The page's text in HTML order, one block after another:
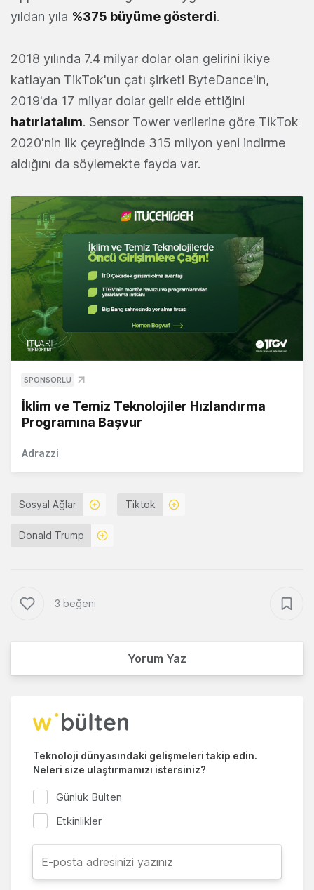
yıldan yıla %375 büyüme gösterdi.
2018 yılında 7.4 milyar dolar olan gelirini ikiye
katlayan TikTok'un çatı şirketi ByteDance'in,
2019'da 17 milyar dolar gelir elde ettiğini
hatırlatalım. Sensor Tower verilerine göre TikTok
2020'nin ilk çeyreğinde 315 milyon yeni indirme
aldığını da söylemekte fayda var.
SPONSORLU
İklim ve Temiz Teknolojiler Hızlandırma
Programına Başvur
Adrazzi
Sosyal Ağlar Tiktok
Donald Trump
3 beğeni
Yorum Yaz
Teknoloji dünyasındaki gelişmeleri takip edin.
Neleri size ulaştırmamızı istersiniz?
Günlük Bülten
Etkinlikler